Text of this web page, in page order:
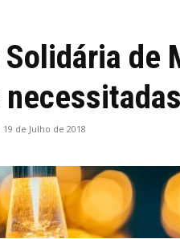
Solidária
19 de Julho de 2018